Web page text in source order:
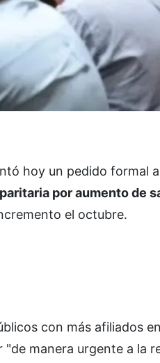
hoy un pedido formal
por aumento de
el octubre.
con más afiliados
manera urgente a la